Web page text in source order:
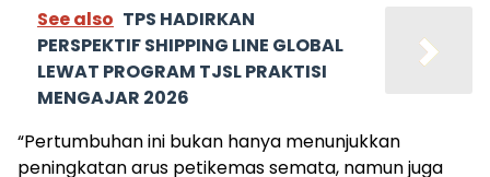
See also TPS HADIRKAN
PERSPEKTIF SHIPPING LINE GLOBAL
LEWAT PROGRAM TJSL PRAKTISI
MENGAJAR 2026
“Pertumbuhan ini bukan hanya menunjukkan
peningkatan arus petikemas semata, namun juga